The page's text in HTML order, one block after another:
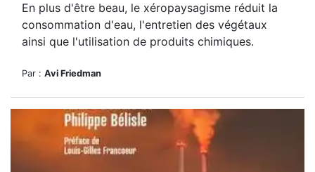
En plus d'être beau, le xéropaysagisme réduit la
consommation d'eau, l'entretien des végétaux
ainsi que l'utilisation de produits chimiques.
Par : Avi Friedman